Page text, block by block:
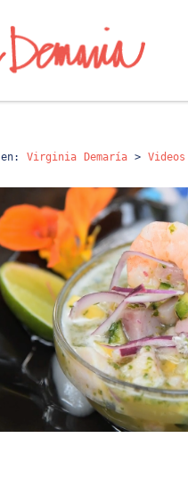
Virginia Demaría > Videos